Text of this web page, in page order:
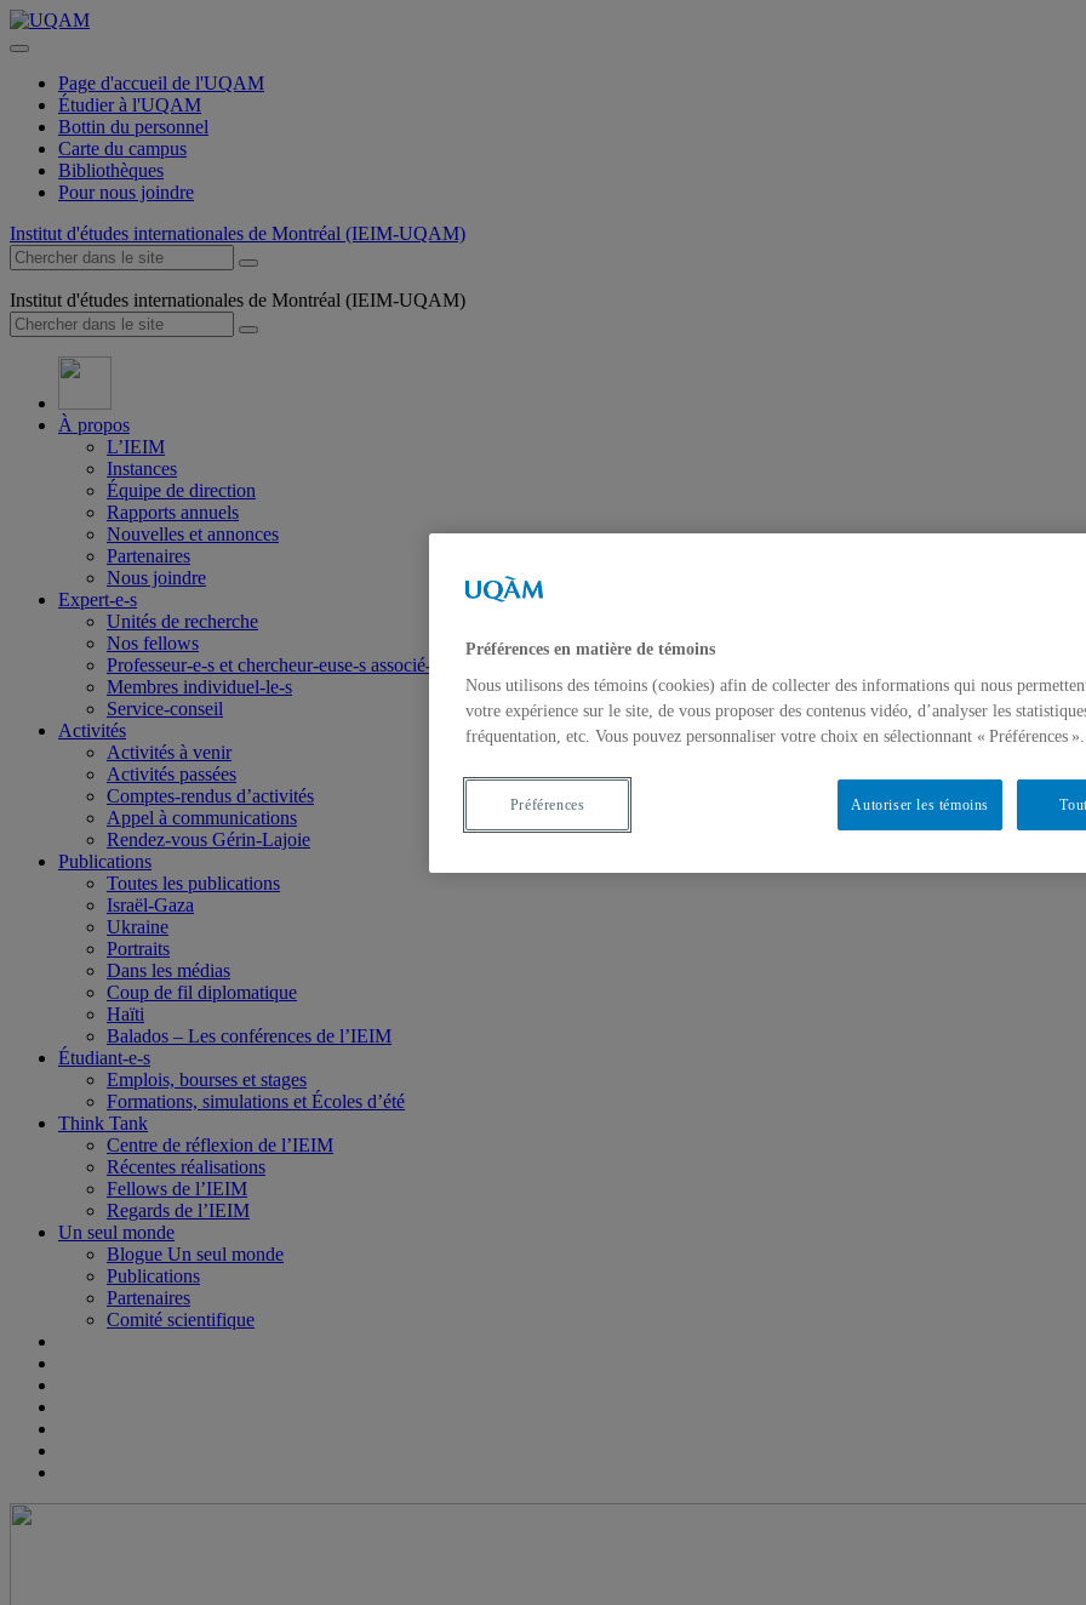
Page d'accueil de l'UQAM
Étudier à l'UQAM
Bottin du personnel
Carte du campus
Bibliothèques
Pour nous joindre
Institut d'études internationales de Montréal (IEIM-UQAM)
Institut d'études internationales de Montréal (IEIM-UQAM)
À propos
L’IEIM
Instances
Équipe de direction
Rapports annuels
Nouvelles et annonces
Partenaires
Nous joindre
Expert-e-s
Unités de recherche
Nos fellows
Professeur-e-s et chercheur-euse-s associé-e-s
Membres individuel-le-s
Service-conseil
Activités
Activités à venir
Activités passées
Comptes-rendus d’activités
Appel à communications
Rendez-vous Gérin-Lajoie
Publications
Toutes les publications
Israël-Gaza
Ukraine
Portraits
Dans les médias
Coup de fil diplomatique
Haïti
Balados – Les conférences de l’IEIM
Étudiant-e-s
Emplois, bourses et stages
Formations, simulations et Écoles d’été
Think Tank
Centre de réflexion de l’IEIM
Récentes réalisations
Fellows de l’IEIM
Regards de l’IEIM
Un seul monde
Blogue Un seul monde
Publications
Partenaires
Comité scientifique
Préférences en matière de témoins
Nous utilisons des témoins (cookies) afin de collecter des informations qui nous
votre expérience sur le site, de vous proposer des contenus vidéo, d’analyser les
fréquentation, etc. Vous pouvez personnaliser votre choix en sélectionnant « Préférences ».
Autoriser les témoins
Préférences